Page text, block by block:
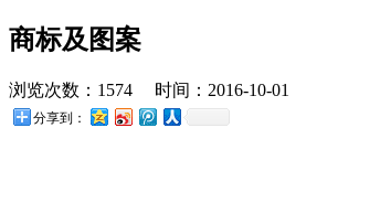
商标及图案
浏览次数：1574 时间：2016-10-01
分享到：